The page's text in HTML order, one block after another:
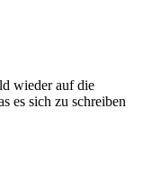
wieder auf die
es sich zu schreiben